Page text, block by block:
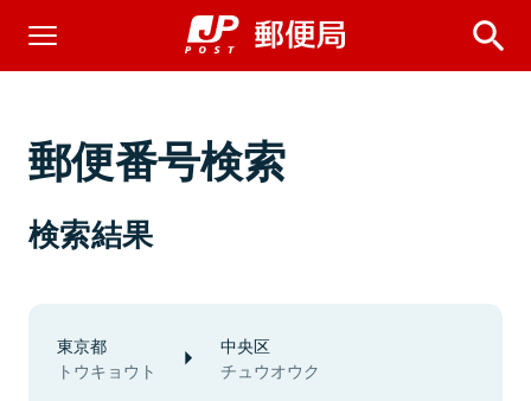
郵便番号検索
検索結果
東京都
トウキョウト
中央区
チュウオウク